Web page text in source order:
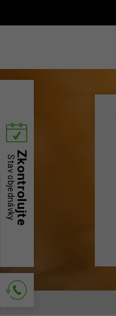
Zkontrolujte
Stav objednávky